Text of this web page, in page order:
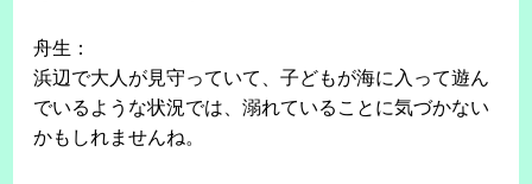
舟生：
浜辺で大人が見守っていて、子どもが海に入って遊ん
でいるような状況では、溺れていることに気づかない
かもしれませんね。